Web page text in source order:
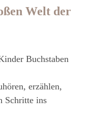
Welt der
Buchstaben
erzählen,
Schritte ins